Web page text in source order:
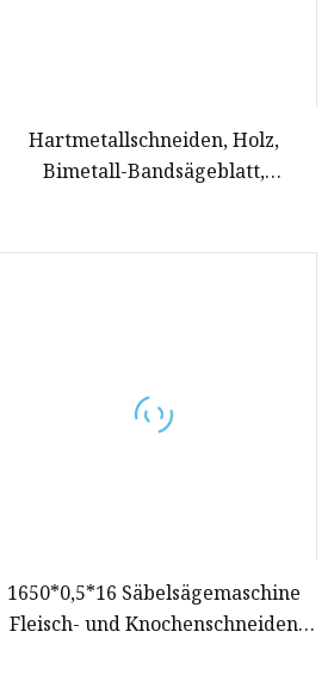
Hartmetallschneiden, Holz,
Bimetall-Bandsägeblatt,
1650*0,5*16 Säbelsägemaschine
Fleisch- und Knochenschneiden